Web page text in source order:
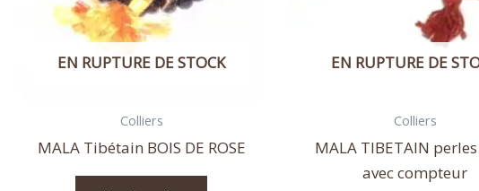
EN RUPTURE DE STOCK
Colliers
MALA Tibétain BOIS DE ROSE
EN RUPTURE DE
Colliers
MALA TIBETAIN
avec compteur